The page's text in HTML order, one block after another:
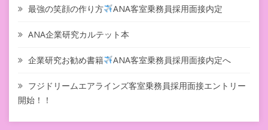
最強の笑顔の作り方 ANA客室乗務員採用面接内定
ANA企業研究カルテット本
企業研究お勧め書籍 ANA客室乗務員採用面接内定へ
フジドリームエアラインズ客室乗務員採用面接エントリー
開始！！